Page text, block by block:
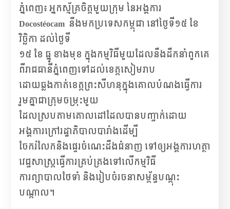
ភ្នំពេញ៖ អ្នកស្ម័គ្រចិត្តមួយក្រុម នៃអង្គការ
Docostéocam នឹងមកប្រទេសកម្ពុជា នៅថ្ងៃទី១៥ ខែ
វិច្ឆិកា ដល់ថ្ងៃទី
១៥ ខែ ធ្នូ ខាងមុខ ក្នុងកម្មវិធីមួយដែលនឹងដឹកនាំពួកគេ
ពីរាជធានីភ្នំពេញទៅដល់ខេត្តសៀមរាប
ដោយឆ្លងកាត់ខេត្តព្រះសីហនុ​ក្នុងគោលបំណងធ្វើការ
រួមគ្នាជាក្រុមចម្រុះមួយ
ដែលស្របតាមគោលដៅដែលបានបញ្ជាក់ដោយ
អង្គការក្រៅរដ្ឋាភិបាលបារាំងដើម្បី
ចែករំលែកនិងផ្ទេរចំណេះដឹងជំនាញ ទៅឲ្យអង្គការហត្ថា
វេជ្ជសាស្ត្រធ្វើការគ្រប់គ្រងទៅលើកម្មវិធី
ការព្យាបាលថែទាំ និងរៀបចំរចនាសម្ព័ន្ធបណ្តុះ
បណ្តាល។